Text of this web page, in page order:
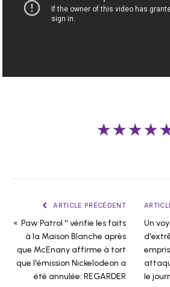
ARTICLE PRÉCÉDENT
« Paw Patrol '' vérifie les faits
à la Maison Blanche après
que McEnany affirme à tort
que l'émission Nickelodeon a
été annulée: REGARDER
Un
le